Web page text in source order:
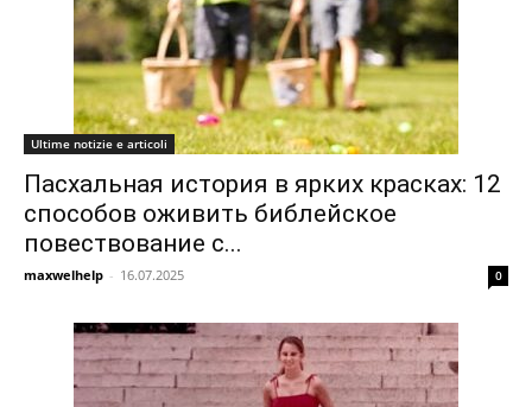
Ultime notizie e articoli
Пасхальная история в ярких красках: 12
способов оживить библейское
повествование с...
maxwelhelp - 16.07.2025 0